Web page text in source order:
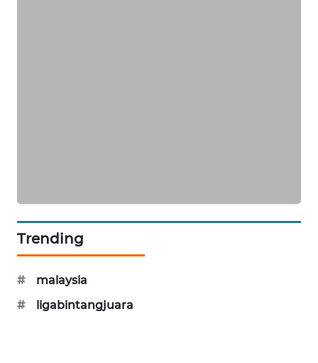
Trending
#
malaysia
#
ligabintangjuara
MKLI
LKKI